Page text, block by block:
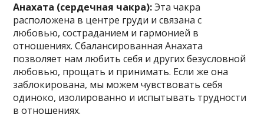
Анахата (сердечная чакра):Эта чакра
расположена в центре груди и связана с
любовью, состраданием и гармонией в
отношениях. Сбалансированная Анахата
позволяет нам любить себя и других безусловной
любовью, прощать и принимать. Если же она
заблокирована, мы можем чувствовать себя
одиноко, изолированно и испытывать трудности
в отношениях.